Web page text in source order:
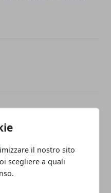
il nostro sito
scegliere a quali
Avellino, Moretti ufficiale, 6